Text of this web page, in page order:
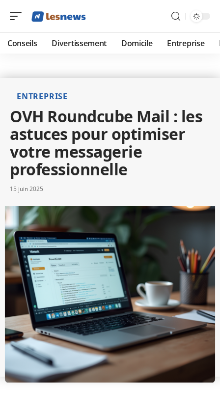
Conseils Divertissement Domicile Entreprise
ENTREPRISE
OVH Roundcube Mail : les
astuces pour optimiser
votre messagerie
professionnelle
15 juin 2025